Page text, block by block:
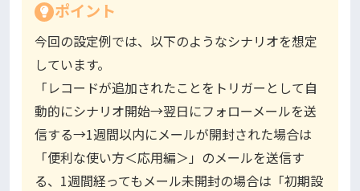
ポイント
今回の設定例では、以下のようなシナリオを想定
しています。
「レコードが追加されたことをトリガーとして自
動的にシナリオ開始→翌日にフォローメールを送
信する→1週間以内にメールが開封された場合は
「便利な使い方＜応用編＞」のメールを送信す
る、1週間経ってもメール未開封の場合は「初期設